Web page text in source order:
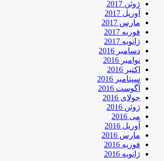
ژوئن 2017
آوریل 2017
مارس 2017
فوریه 2017
ژانویه 2017
دسامبر 2016
نوامبر 2016
اکتبر 2016
سپتامبر 2016
آگوست 2016
جولای 2016
ژوئن 2016
می 2016
آوریل 2016
مارس 2016
فوریه 2016
ژانویه 2016